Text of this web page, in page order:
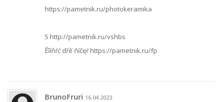
https://pametnik.ru/photokeramika
5 http://pametnik.ru/vshbs
Ěîíňŕć ďŕě˙ňíčęŕ https://pametnik.ru/fp
BrunoFruri 16.04.2023